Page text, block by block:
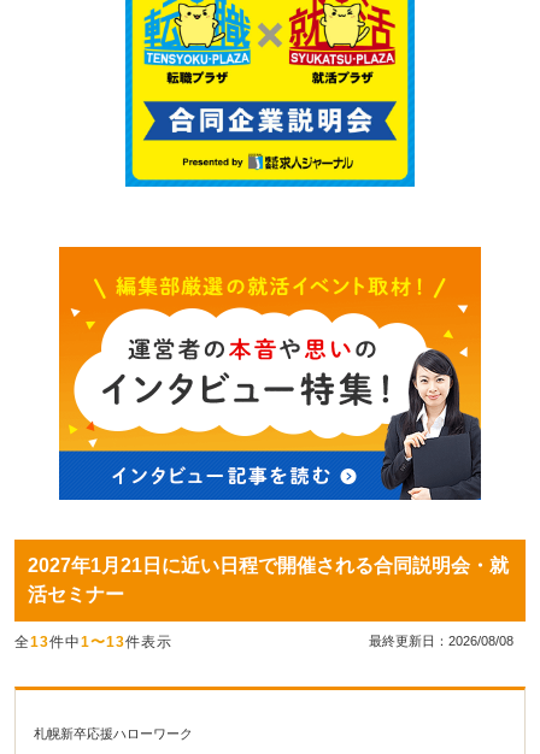
2027年1月21日に近い日程で開催される合同説明会・就
活セミナー
全13件中1〜13件表示 最終更新日：2026/08/08
札幌新卒応援ハローワーク